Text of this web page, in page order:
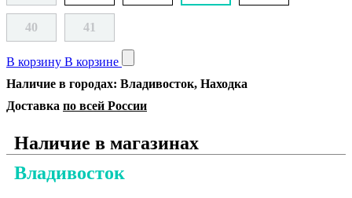
40 41
В корзину В корзине
Наличие в городах: Владивосток, Находка
Доставка по всей России
Наличие в магазинах
Владивосток